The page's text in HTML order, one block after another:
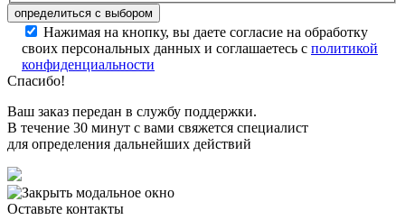
Нажимая на кнопку, вы даете согласие на обработку
своих персональных данных и соглашаетесь с политикой
конфиденциальности
Спасибо!
Ваш заказ передан в службу поддержки.
В течение 30 минут с вами свяжется специалист
для определения дальнейших действий
Оставьте контакты